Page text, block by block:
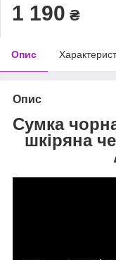
1 190 ₴
Опис
Опис
Сумка
шкіряна